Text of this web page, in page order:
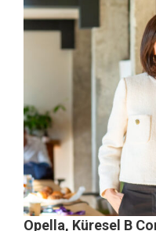
Opella, Küresel B